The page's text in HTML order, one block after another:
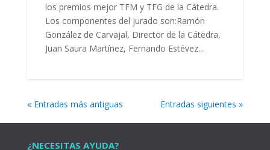
los premios mejor TFM y TFG de la Cátedra.
Los componentes del jurado son:Ramón
González de Carvajal, Director de la Cátedra,
Juan Saura Martínez, Fernando Estévez...
« Entradas más antiguas Entradas siguientes »
¿NECESITAS AYUDA?